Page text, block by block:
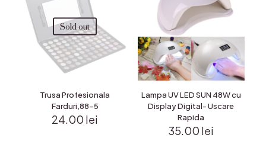
Sold out
Trusa Profesionala
Farduri,88-5
24.00 lei
Lampa UV LED SUN 48W cu
Display Digital- Uscare
Rapida
35.00 lei